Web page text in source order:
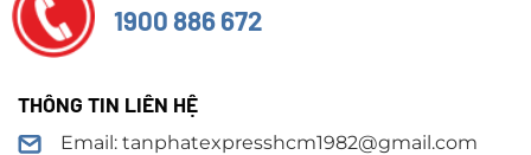
1900 886 672
THÔNG TIN LIÊN HỆ
Email: tanphatexpresshcm1982@gmail.com